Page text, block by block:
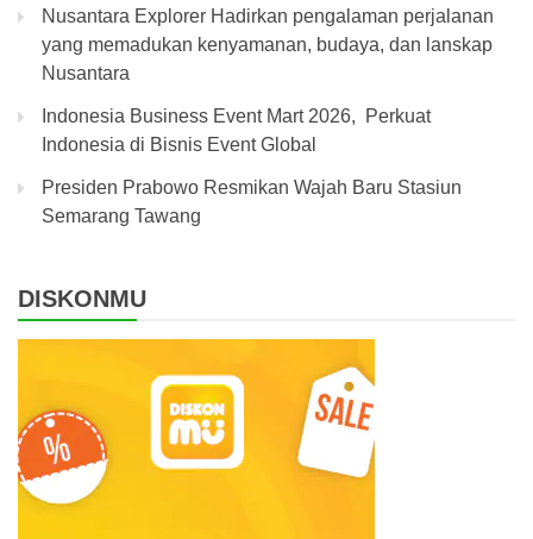
Nusantara Explorer Hadirkan pengalaman perjalanan
yang memadukan kenyamanan, budaya, dan lanskap
Nusantara
Indonesia Business Event Mart 2026, Perkuat
Indonesia di Bisnis Event Global
Presiden Prabowo Resmikan Wajah Baru Stasiun
Semarang Tawang
DISKONMU